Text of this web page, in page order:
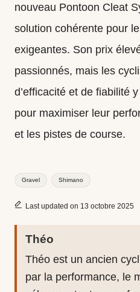
nouveau Pontoon Cleat
solution cohérente pour
exigeantes. Son prix
passionnés, mais les
d’efficacité et de fiabilité
pour maximiser leur
et les pistes de course.
Tags:
Gravel Shimano
Last updated on 13 octobre 2025
Théo
Théo est un ancien
par la performance, le